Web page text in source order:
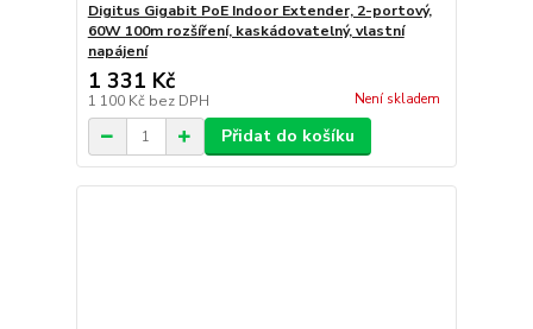
Digitus Gigabit PoE Indoor Extender, 2-portový,
60W 100m rozšíření, kaskádovatelný, vlastní
napájení
1 331 Kč
1 100 Kč bez DPH Není skladem
Přidat do košíku